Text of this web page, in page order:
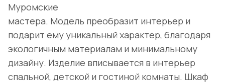
Муромские
мастера. Модель преобразит интерьер и
подарит ему уникальный характер, благодаря
экологичным материалам и минимальному
дизайну. Изделие вписывается в интерьер
спальной, детской и гостиной комнаты. Шкаф